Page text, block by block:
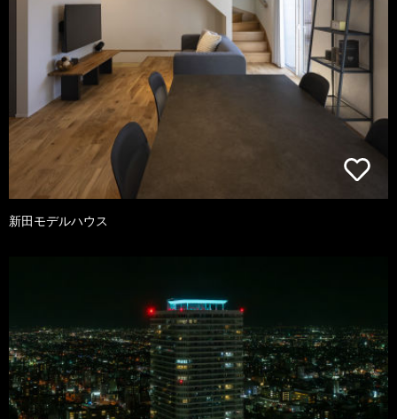
新田モデルハウス